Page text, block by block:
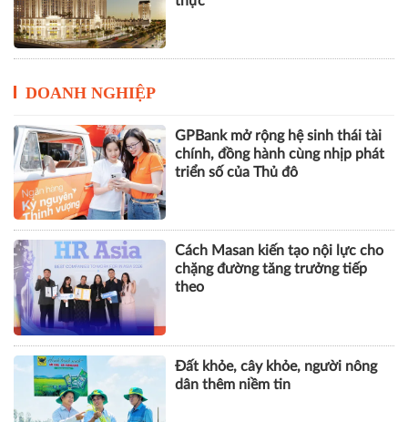
minh dựa trên tiêu chuẩn ISO
DOANH NGHIỆP
GPBank mở rộng hệ sinh thái tài
chính, đồng hành cùng nhịp phát
triển số của Thủ đô
Cách Masan kiến tạo nội lực cho
chặng đường tăng trưởng tiếp